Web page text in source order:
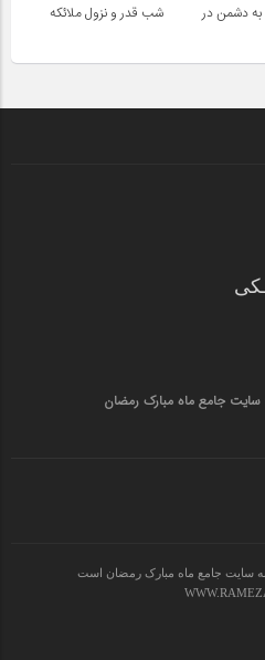
به دشمن در
شب قدر و نزول ملائکه
سایت جامع ماه مبارک رمضان
سایت جامع ماه مبارک رمضان است